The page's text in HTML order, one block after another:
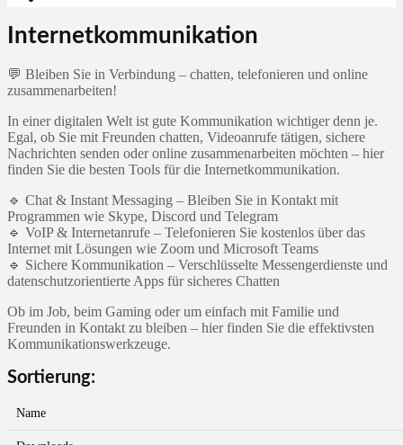
Internetkommunikation
💬 Bleiben Sie in Verbindung – chatten, telefonieren und online
zusammenarbeiten!
In einer digitalen Welt ist gute Kommunikation wichtiger denn je.
Egal, ob Sie mit Freunden chatten, Videoanrufe tätigen, sichere
Nachrichten senden oder online zusammenarbeiten möchten – hier
finden Sie die besten Tools für die Internetkommunikation.
🔹 Chat & Instant Messaging – Bleiben Sie in Kontakt mit
Programmen wie Skype, Discord und Telegram
🔹 VoIP & Internetanrufe – Telefonieren Sie kostenlos über das
Internet mit Lösungen wie Zoom und Microsoft Teams
🔹 Sichere Kommunikation – Verschlüsselte Messengerdienste und
datenschutzorientierte Apps für sicheres Chatten
Ob im Job, beim Gaming oder um einfach mit Familie und
Freunden in Kontakt zu bleiben – hier finden Sie die effektivsten
Kommunikationswerkzeuge.
Sortierung:
Name